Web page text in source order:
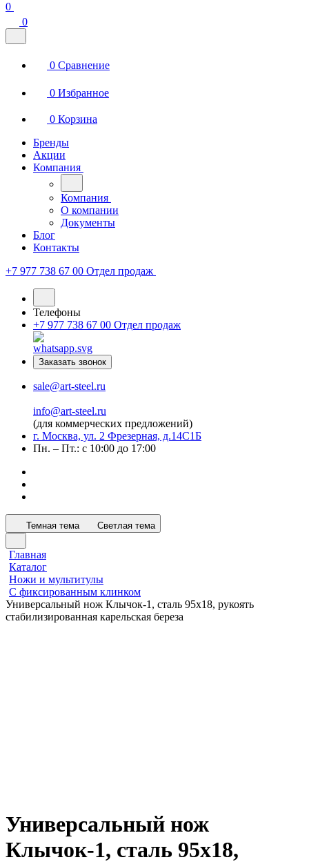
0
0
0 Сравнение
0 Избранное
0 Корзина
Бренды
Акции
Компания
Компания
О компании
Документы
Блог
Контакты
+7 977 738 67 00 Отдел продаж
Телефоны
+7 977 738 67 00 Отдел продаж
Заказать звонок
sale@art-steel.ru
info@art-steel.ru
(для коммерческих предложений)
г. Москва, ул. 2 Фрезерная, д.14С1Б
Пн. – Пт.: с 10:00 до 17:00
Темная тема Светлая тема
Главная
Каталог
Ножи и мультитулы
С фиксированным клинком
Универсальный нож Клычок-1, сталь 95х18, рукоять
стабилизированная карельская береза
Универсальный нож
Клычок-1, сталь 95х18,